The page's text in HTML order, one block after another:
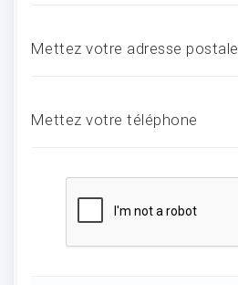
Mettez votre adresse postale
Mettez votre téléphone